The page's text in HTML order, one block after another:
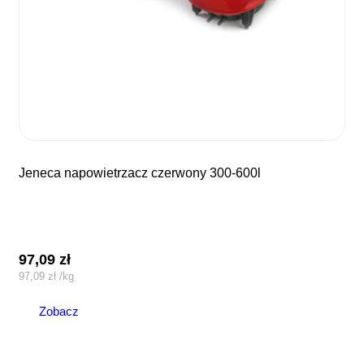
jeneca napowietrzacz czerwony 300-600l
97,09zł
97,09zł /kg
Zobacz